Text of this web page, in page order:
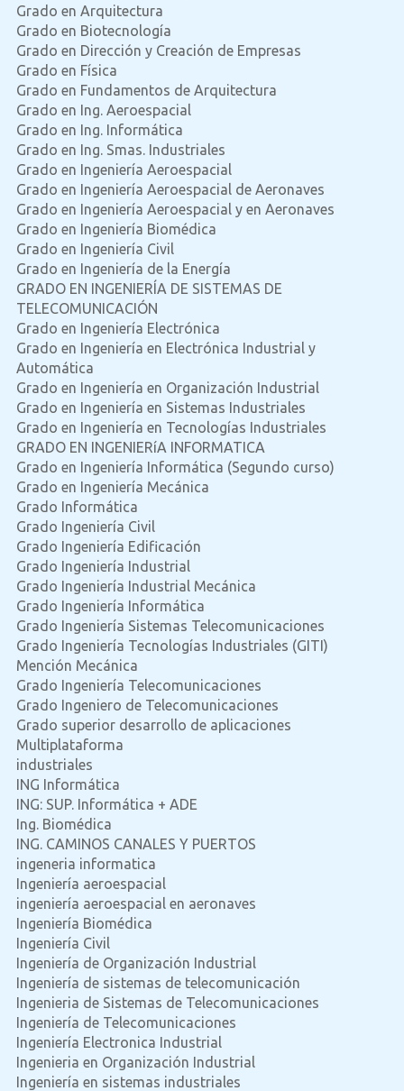
Grado en Arquitectura
Grado en Biotecnología
Grado en Dirección y Creación de Empresas
Grado en Física
Grado en Fundamentos de Arquitectura
Grado en Ing. Aeroespacial
Grado en Ing. Informática
Grado en Ing. Smas. Industriales
Grado en Ingeniería Aeroespacial
Grado en Ingeniería Aeroespacial de Aeronaves
Grado en Ingeniería Aeroespacial y en Aeronaves
Grado en Ingeniería Biomédica
Grado en Ingeniería Civil
Grado en Ingeniería de la Energía
GRADO EN INGENIERÍA DE SISTEMAS DE
TELECOMUNICACIÓN
Grado en Ingeniería Electrónica
Grado en Ingeniería en Electrónica Industrial y
Automática
Grado en Ingeniería en Organización Industrial
Grado en Ingeniería en Sistemas Industriales
Grado en Ingeniería en Tecnologías Industriales
GRADO EN INGENIERíA INFORMATICA
Grado en Ingeniería Informática (Segundo curso)
Grado en Ingeniería Mecánica
Grado Informática
Grado Ingeniería Civil
Grado Ingeniería Edificación
Grado Ingeniería Industrial
Grado Ingeniería Industrial Mecánica
Grado Ingeniería Informática
Grado Ingeniería Sistemas Telecomunicaciones
Grado Ingeniería Tecnologías Industriales (GITI)
Mención Mecánica
Grado Ingeniería Telecomunicaciones
Grado Ingeniero de Telecomunicaciones
Grado superior desarrollo de aplicaciones
Multiplataforma
industriales
ING Informática
ING: SUP. Informática + ADE
Ing. Biomédica
ING. CAMINOS CANALES Y PUERTOS
ingeneria informatica
Ingeniería aeroespacial
ingeniería aeroespacial en aeronaves
Ingeniería Biomédica
Ingeniería Civil
Ingeniería de Organización Industrial
Ingeniería de sistemas de telecomunicación
Ingenieria de Sistemas de Telecomunicaciones
Ingeniería de Telecomunicaciones
Ingeniería Electronica Industrial
Ingenieria en Organización Industrial
Ingeniería en sistemas industriales